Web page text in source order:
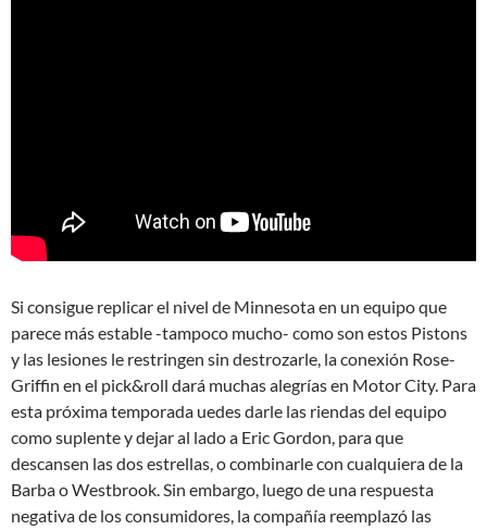
Si consigue replicar el nivel de Minnesota en un equipo que
parece más estable -tampoco mucho- como son estos Pistons
y las lesiones le restringen sin destrozarle, la conexión Rose-
Griffin en el pick&roll dará muchas alegrías en Motor City. Para
esta próxima temporada uedes darle las riendas del equipo
como suplente y dejar al lado a Eric Gordon, para que
descansen las dos estrellas, o combinarle con cualquiera de la
Barba o Westbrook. Sin embargo, luego de una respuesta
negativa de los consumidores, la compañía reemplazó las